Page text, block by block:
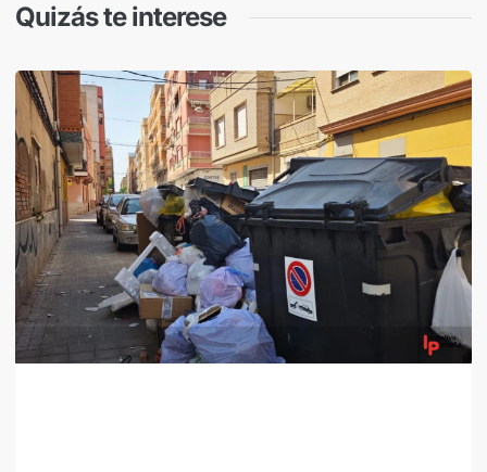
Quizás te interese